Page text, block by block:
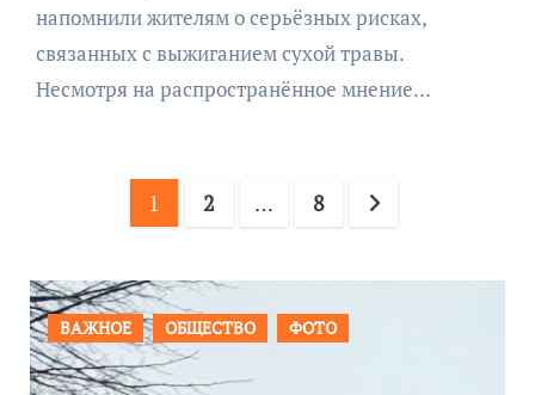
напомнили жителям о серьёзных рисках,
связанных с выжиганием сухой травы.
Несмотря на распространённое мнение…
Пагинация
1 2 … 8
ПРОИСШЕСТВИЯ ФОТО